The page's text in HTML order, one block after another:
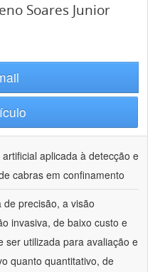
Soares Junior
aplicada à detecção e
cabras em confinamento
precisão, a visão
invasiva, de baixo custo e
ser utilizada para avaliação e
quanto quantitativo, de